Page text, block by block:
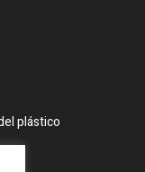
plástico